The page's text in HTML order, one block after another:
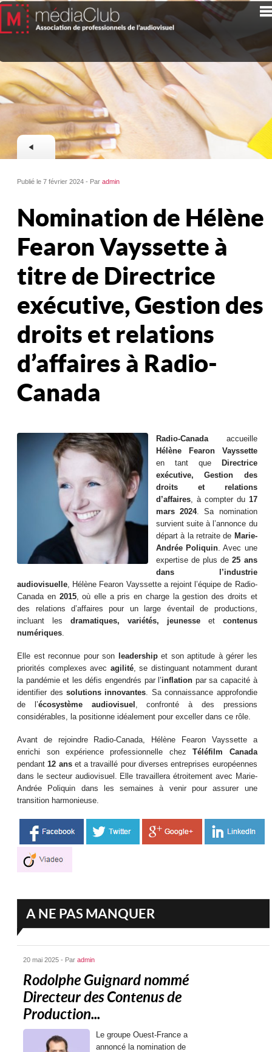
Publié le 7 février 2024 - Paradmin
Nomination de Hélène
Fearon Vayssette à
titre de Directrice
exécutive, Gestion des
droits et relations
d’affaires à Radio-
Canada
Radio-Canadaaccueille
Hélène Fearon Vayssette
en tant que
Directrice
exécutive, Gestion des
droits et relations
d’affaires, à compter du 17
mars 2024. Sa nomination
survient suite à l’annonce du
départ à la retraite de Marie-
Andrée Poliquin. Avec une
expertise de plus de25 ans
dans l’industrie
audiovisuelle, Hélène Fearon Vayssette a rejoint l’équipe de Radio-
Canada en 2015, où elle a pris en charge la gestion des droits et
des relations d’affaires pour un large éventail de productions,
incluant les dramatiques, variétés, jeunesseet contenus
numériques.
Elle est reconnue pour son leadershipet son aptitude à gérer les
priorités complexes avec agilité, se distinguant notamment durant
la pandémie et les défis engendrés par l’inflation par sa capacité à
identifier des solutions innovantes. Sa connaissance approfondie
de l’écosystème audiovisuel , confronté à des pressions
considérables, la positionne idéalement pour exceller dans ce rôle.
Avant de rejoindre Radio-Canada, Hélène Fearon Vayssette a
enrichi son expérience professionnelle chezTéléfilm Canada
pendant12 anset a travaillé pour diverses entreprises européennes
dans le secteur audiovisuel. Elle travaillera étroitement avec Marie-
Andrée Poliquin dans les semaines à venir pour assurer une
transition harmonieuse.
A NE PAS MANQUER
20 mai 2025 - Paradmin
Rodolphe Guignard nommé
Directeur des Contenus de
Production...
Le groupe Ouest-France a
annoncé la nomination de